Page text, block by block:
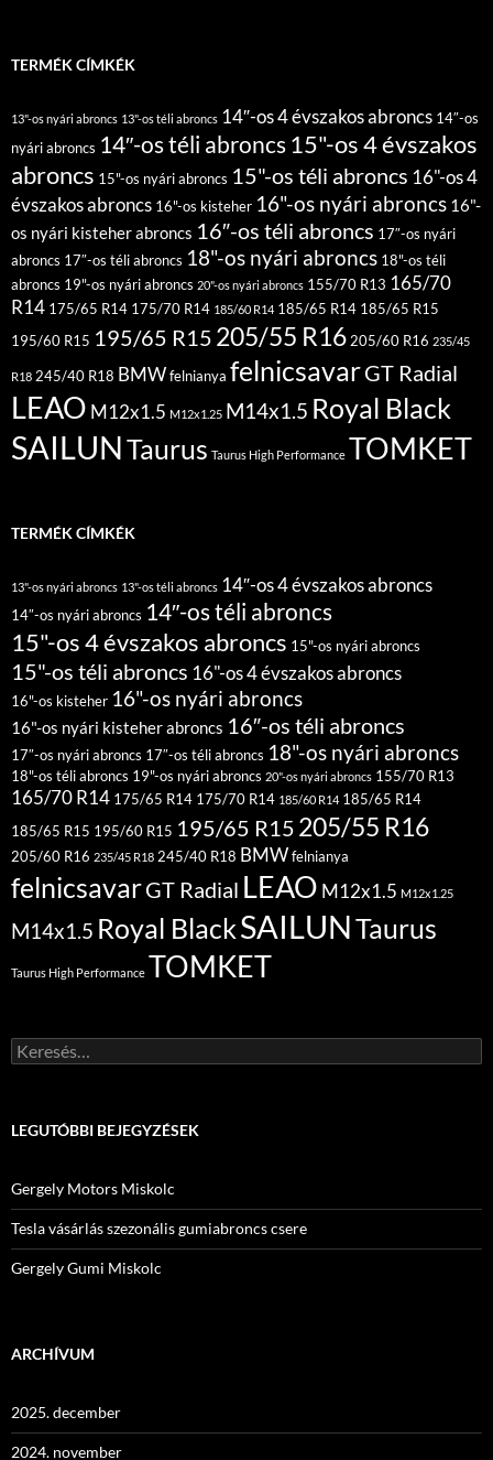
TERMÉK CÍMKÉK
13"-os nyári abroncs 13"-os téli abroncs 14″-os 4 évszakos abroncs 14″-os
nyári abroncs 14″-os téli abroncs15"-os 4 évszakos
abroncs 15"-os nyári abroncs 15"-os téli abroncs 16"-os 4
évszakos abroncs 16"-os kisteher 16"-os nyári abroncs 16"-
os nyári kisteher abroncs 16″-os téli abroncs 17″-os nyári
abroncs 17″-os téli abroncs 18"-os nyári abroncs 18"-os téli
abroncs 19"-os nyári abroncs 20"-os nyári abroncs 155/70 R13 165/70
R14 175/65 R14 175/70 R14 185/60 R14 185/65 R14 185/65 R15
195/60 R15 195/65 R15 205/55 R16205/60 R16 235/45
R18 245/40 R18 BMWfelnianya felnicsavarGT Radial
LEAO M12x1.5 M12x1.25 M14x1.5 Royal Black
SAILUNTaurus Taurus High Performance TOMKET
TERMÉK CÍMKÉK
13"-os nyári abroncs 13"-os téli abroncs 14″-os 4 évszakos abroncs
14″-os nyári abroncs 14″-os téli abroncs
15"-os 4 évszakos abroncs 15"-os nyári abroncs
15"-os téli abroncs 16"-os 4 évszakos abroncs
16"-os kisteher 16"-os nyári abroncs
16"-os nyári kisteher abroncs 16″-os téli abroncs
17″-os nyári abroncs 17″-os téli abroncs 18"-os nyári abroncs
18"-os téli abroncs 19"-os nyári abroncs 20"-os nyári abroncs 155/70 R13
165/70 R14 175/65 R14 175/70 R14 185/60 R14 185/65 R14
185/65 R15 195/60 R15 195/65 R15 205/55 R16
205/60 R16 235/45 R18 245/40 R18 BMWfelnianya
felnicsavarGT Radial LEAO M12x1.5 M12x1.25
M14x1.5 Royal BlackSAILUNTaurus
Taurus High Performance TOMKET
Keresés:
LEGUTÓBBI BEJEGYZÉSEK
Gergely Motors Miskolc
Tesla vásárlás szezonális gumiabroncs csere
Gergely Gumi Miskolc
ARCHÍVUM
2025. december
2024. november